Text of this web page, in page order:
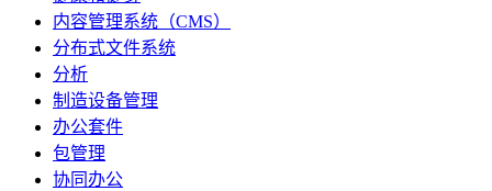
内容管理系统（CMS）
分布式文件系统
分析
制造设备管理
办公套件
包管理
协同办公